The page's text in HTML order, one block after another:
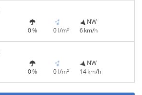
0 % 0 l/m²
NW
6 km/h
0 % 0 l/m²
NW
14 km/h